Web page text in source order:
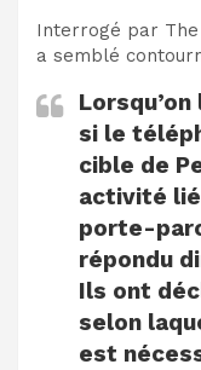
Interrogé par The
a semblé
si le
cible de
activité
porte-
répondu
Ils ont
selon
est